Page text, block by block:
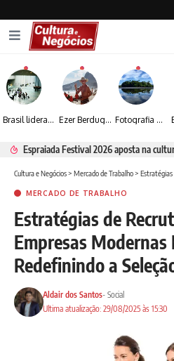
Brasil lidera crescimento entre os 15 maiores mercados globais de viagens corporativas Ezer Berdugo transforma experiências multiculturais e memórias em narrativas visuais por meio da fotografia Fotografia de Fátima Carlini transforma paisagens naturais em experiências de contemplação
Cultura e Negócios> Mercado de Trabalho> Estratégias de
MERCADO DE TRABALHO
Estratégias de
Empresas Modernas
Redefinindo a
Ultima atualização: 29/08/2025 às 15:30
Aldair dos Santos- Social